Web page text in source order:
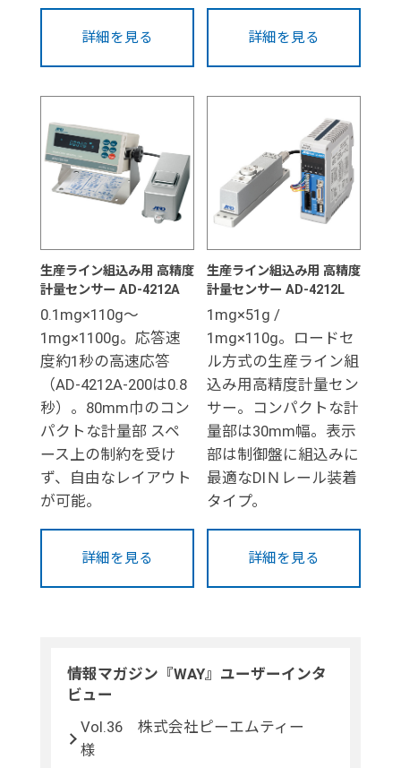
詳細を見る 詳細を見る
生産ライン組込み用 高精度
計量センサー AD-4212A
0.1mg×110g～
1mg×1100g。応答速
度約1秒の高速応答
（AD-4212A-200は0.8
秒）。80mm巾のコン
パクトな計量部 スペ
ース上の制約を受け
ず、自由なレイアウト
が可能。
詳細を見る
生産ライン組込み用 高精度
計量センサー AD-4212L
1mg×51g /
1mg×110g。ロードセ
ル方式の生産ライン組
込み用高精度計量セン
サー。コンパクトな計
量部は30mm幅。表示
部は制御盤に組込みに
最適なDIＮレール装着
タイプ。
詳細を見る
情報マガジン『WAY』ユーザーインタ
ビュー
Vol.36 株式会社ピーエムティー
様